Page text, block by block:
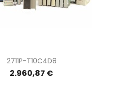
2711P-T10C4D8
2.960,87 €